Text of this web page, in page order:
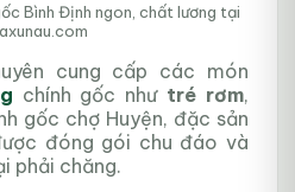
Bình Định ngon, chất lương tại
cung cấp các món
chính gốc như tré rơm,
gốc chợ Huyện, đặc sản
đóng gói chu đáo và
phải chăng.